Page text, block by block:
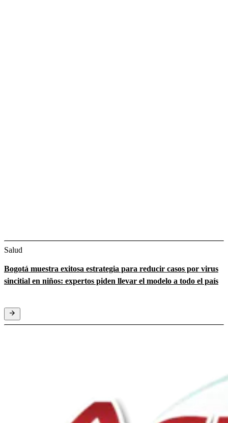
Salud
Bogotá muestra exitosa estrategia para reducir casos por virus
sincitial en niños: expertos piden llevar el modelo a todo el país